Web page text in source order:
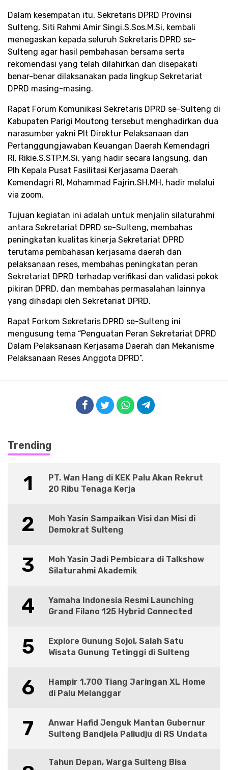
Dalam kesempatan itu, Sekretaris DPRD Provinsi
Sulteng, Siti Rahmi Amir Singi.S.Sos.M.Si, kembali
menegaskan kepada seluruh Sekretaris DPRD se-
Sulteng agar hasil pembahasan bersama serta
rekomendasi yang telah dilahirkan dan disepakati
benar-benar dilaksanakan pada lingkup Sekretariat
DPRD masing-masing.
Rapat Forum Komunikasi Sekretaris DPRD se-Sulteng di
Kabupaten Parigi Moutong tersebut menghadirkan dua
narasumber yakni Plt Direktur Pelaksanaan dan
Pertanggungjawaban Keuangan Daerah Kemendagri
RI, Rikie.S.STP.M.Si, yang hadir secara langsung, dan
Plh Kepala Pusat Fasilitasi Kerjasama Daerah
Kemendagri RI, Mohammad Fajrin.SH.MH, hadir melalui
via zoom.
Tujuan kegiatan ini adalah untuk menjalin silaturahmi
antara Sekretariat DPRD se-Sulteng, membahas
peningkatan kualitas kinerja Sekretariat DPRD
terutama pembahasan kerjasama daerah dan
pelaksanaan reses, membahas peningkatan peran
Sekretariat DPRD terhadap verifikasi dan validasi pokok
pikiran DPRD, dan membahas permasalahan lainnya
yang dihadapi oleh Sekretariat DPRD.
Rapat Forkom Sekretaris DPRD se-Sulteng ini
mengusung tema “Penguatan Peran Sekretariat DPRD
Dalam Pelaksanaan Kerjasama Daerah dan Mekanisme
Pelaksanaan Reses Anggota DPRD”.
Trending
1
PT. Wan Hang di KEK Palu Akan Rekrut
20 Ribu Tenaga Kerja
2
Moh Yasin Sampaikan Visi dan Misi di
Demokrat Sulteng
3
Moh Yasin Jadi Pembicara di Talkshow
Silaturahmi Akademik
4
Yamaha Indonesia Resmi Launching
Grand Filano 125 Hybrid Connected
5
Explore Gunung Sojol, Salah Satu
Wisata Gunung Tetinggi di Sulteng
6
Hampir 1.700 Tiang Jaringan XL Home
di Palu Melanggar
7
Anwar Hafid Jenguk Mantan Gubernur
Sulteng Bandjela Paliudju di RS Undata
Tahun Depan, Warga Sulteng Bisa